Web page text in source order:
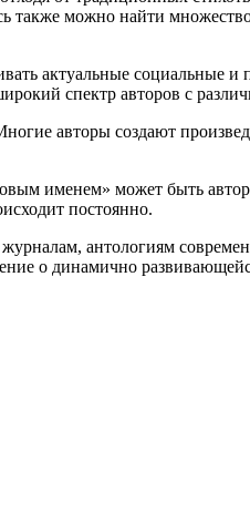
также можно найти
актуальные социальные
спектр авторов с
авторы создают
именем» может быть
постоянно.
антологиям
о динамично